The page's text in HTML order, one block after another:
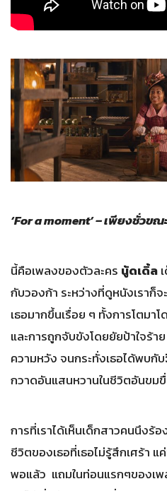
‘For a moment’ – เพียงชั่วขณ
นี้คือเพลงของตัวละคร นู้ดเดิ้ล
กับวองก้า ระหว่างที่ดูหนังเราก็
เธอมากขึ้นเรื่อย ๆ ทั้งการโตมา
และการถูกจับขังโดยยัยป้าใจร้า
ความหวัง จนกระทั่งเธอได้พบกับ
กวาดอันแสนหวานในชีวิตอันขม
การที่เราได้เห็นเด็กสาวคนนึงร้
ชีวิตของเธอที่เธอไม่รู้สึกเศร้า แ
พอแล้ว แถมในท่อนแรกๆของเพ